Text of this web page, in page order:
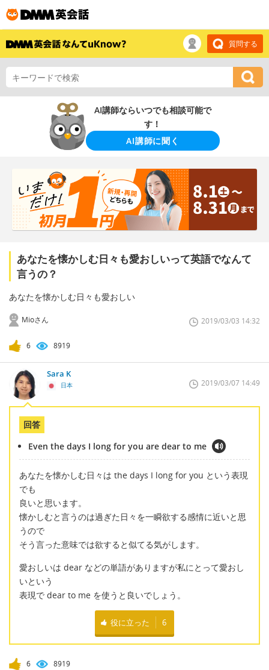
質問する
AI講師ならいつでも相談可能で
す！
AI講師に聞く
あなたを懐かしむ日々も愛おしいって英語でなんて
言うの？
あなたを懐かしむ日々も愛おしい
Mioさん 2019/03/03 14:32
6 8919
Sara K
日本 2019/03/07 14:49
回答
Even the days I long for you are dear to me
あなたを懐かしむ日々は the days I long for you という表現
でも
良いと思います。
懐かしむと言うのは過ぎた日々を一瞬欲する感情に近いと思
うので
そう言った意味では欲すると似てる気がします。
愛おしいは dear などの単語がありますが私にとって愛おし
いという
表現で dear to me を使うと良いでしょう。
役に立った 6
6 8919